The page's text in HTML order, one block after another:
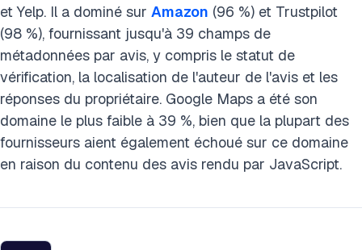
et Yelp. Il a dominé sur Amazon (96 %) et Trustpilot
(98 %), fournissant jusqu'à 39 champs de
métadonnées par avis, y compris le statut de
vérification, la localisation de l'auteur de l'avis et les
réponses du propriétaire. Google Maps a été son
domaine le plus faible à 39 %, bien que la plupart des
fournisseurs aient également échoué sur ce domaine
en raison du contenu des avis rendu par JavaScript.